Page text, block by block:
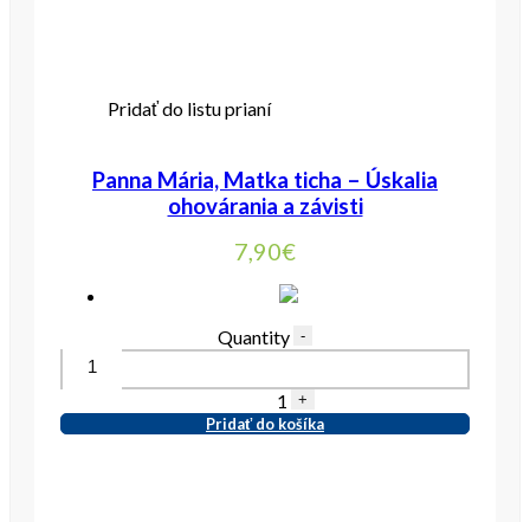
Pridať do listu prianí
Panna Mária, Matka ticha – Úskalia
ohovárania a závisti
7,90€
Quantity -
1 +
Pridať do košíka